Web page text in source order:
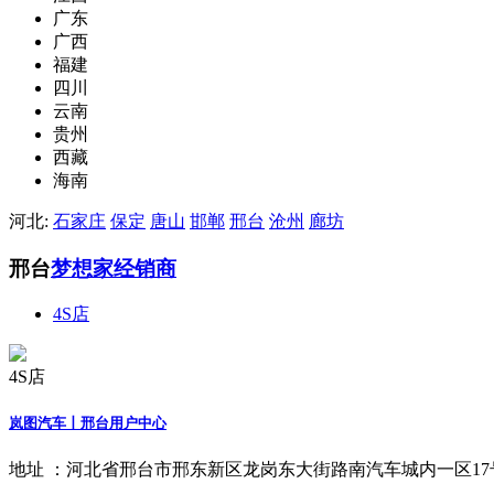
广东
广西
福建
四川
云南
贵州
西藏
海南
河北: 石家庄 保定 唐山 邯郸 邢台 沧州 廊坊
邢台梦想家经销商
4S店
4S店
岚图汽车丨邢台用户中心
地址 ： 河北省邢台市邢东新区龙岗东大街路南汽车城内一区17